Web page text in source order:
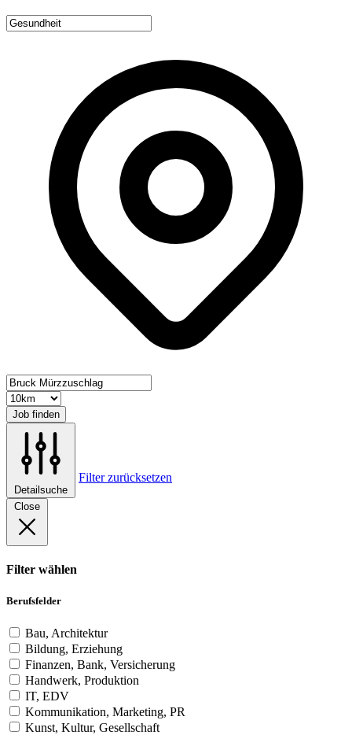
Job finden
Detailsuche
Filter zurücksetzen
Close
Filter wählen
Berufsfelder
Bau, Architektur
Bildung, Erziehung
Finanzen, Bank, Versicherung
Handwerk, Produktion
IT, EDV
Kommunikation, Marketing, PR
Kunst, Kultur, Gesellschaft